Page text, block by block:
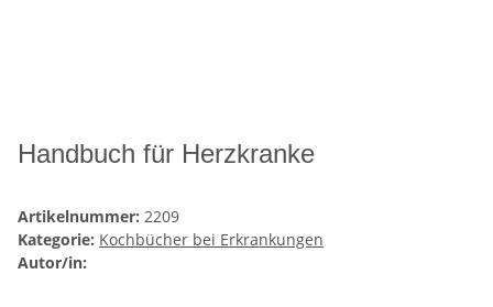
Handbuch für Herzkranke
Artikelnummer: 2209
Kategorie: Kochbücher bei Erkrankungen
Autor/in: